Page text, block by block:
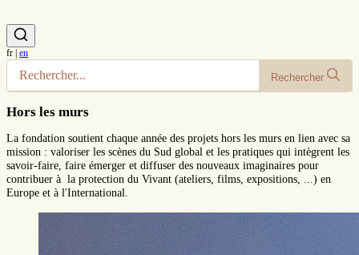
fr | en
Rechercher
Hors les murs
La fondation soutient chaque année des projets hors les murs en lien avec sa
mission : valoriser les scènes du Sud global et les pratiques qui intègrent les
savoir-faire, faire émerger et diffuser des nouveaux imaginaires pour
contribuer à la protection du Vivant (ateliers, films, expositions, ...) en
Europe et à l'International.